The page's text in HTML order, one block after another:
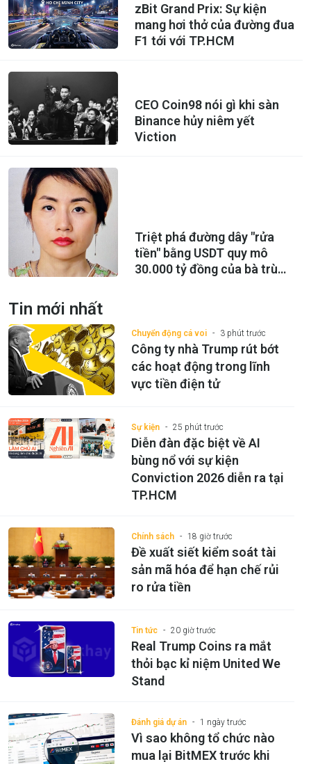
zBit Grand Prix: Sự kiện
mang hơi thở của đường đua
F1 tới với TP.HCM
CEO Coin98 nói gì khi sàn
Binance hủy niêm yết
Viction
Triệt phá đường dây "rửa
tiền" bằng USDT quy mô
30.000 tỷ đồng của bà trùm
Tin mới nhất
Chuyển động cá voi 3 phút trước
Công ty nhà Trump rút bớt
các hoạt động trong lĩnh
vực tiền điện tử
Sự kiện 25 phút trước
Diễn đàn đặc biệt về AI
bùng nổ với sự kiện
Conviction 2026 diễn ra tại
TP.HCM
Chính sách 18 giờ trước
Đề xuất siết kiểm soát tài
sản mã hóa để hạn chế rủi
ro rửa tiền
Tin tức 20 giờ trước
Real Trump Coins ra mắt
thỏi bạc kỉ niệm United We
Stand
Đánh giá dự án 1 ngày trước
Vì sao không tổ chức nào
mua lại BitMEX trước khi